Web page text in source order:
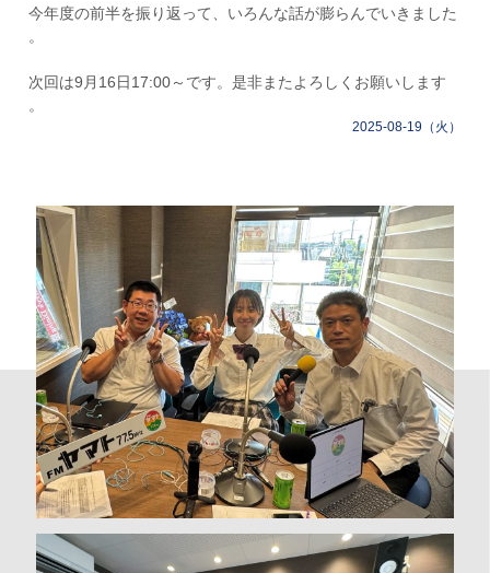
今年度の前半を振り返って、いろんな話が膨らんでいきました
。
次回は9月16日17:00～です。是非またよろしくお願いします
。
2025-08-19（火）